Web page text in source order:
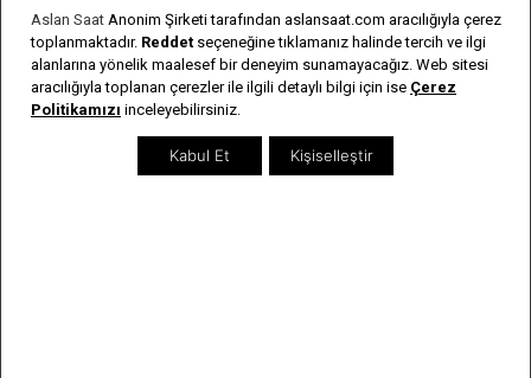
İnsan Kaynakları
Bayi Listesi
Sıkça Sorulan Sorular
Aslan Saat Anonim Şirketi tarafından aslansaat.com aracılığıyla çerez
toplanmaktadır. Reddet seçeneğine tıklamanız halinde tercih ve ilgi
alanlarına yönelik maalesef bir deneyim sunamayacağız. Web sitesi
aracılığıyla toplanan çerezler ile ilgili detaylı bilgi için ise Çerez
Politikamızı inceleyebilirsiniz.
Kabul Et Kişiselleştir